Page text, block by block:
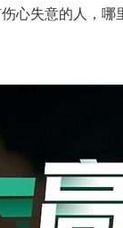
失意的人，哪